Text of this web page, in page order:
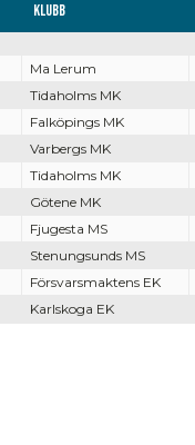
Klubb
Ma Lerum
Tidaholms MK
Falköpings MK
Varbergs MK
Tidaholms MK
Götene MK
Fjugesta MS
Stenungsunds MS
Försvarsmaktens EK
Karlskoga EK